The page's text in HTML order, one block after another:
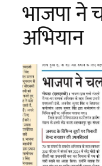
भाजपा ने
अभियान